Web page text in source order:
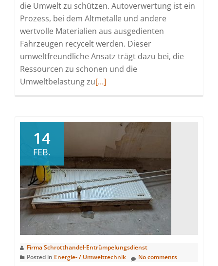
die Umwelt zu schützen. Autoverwertung ist ein
Prozess, bei dem Altmetalle und andere
wertvolle Materialien aus ausgedienten
Fahrzeugen recycelt werden. Dieser
umweltfreundliche Ansatz trägt dazu bei, die
Ressourcen zu schonen und die
Umweltbelastung zuRead
entsorgen:
Die
beste
Lösung
für
Altmetallentsorgung
[…]
14
FEB.
Firma Schrotthandel-Entrümpelungsdienst
Posted in Energie- / Umwelttechnik No comments